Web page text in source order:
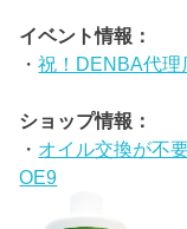
イベント情報：
・祝！DENBA代理
ショップ情報：
・ オイル交換が不
OE9